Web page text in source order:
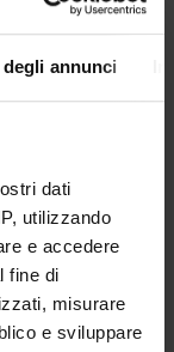
annunci
dati
utilizzando
e accedere
fine di
misurare
e sviluppare